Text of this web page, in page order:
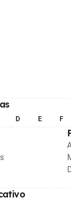
D E F